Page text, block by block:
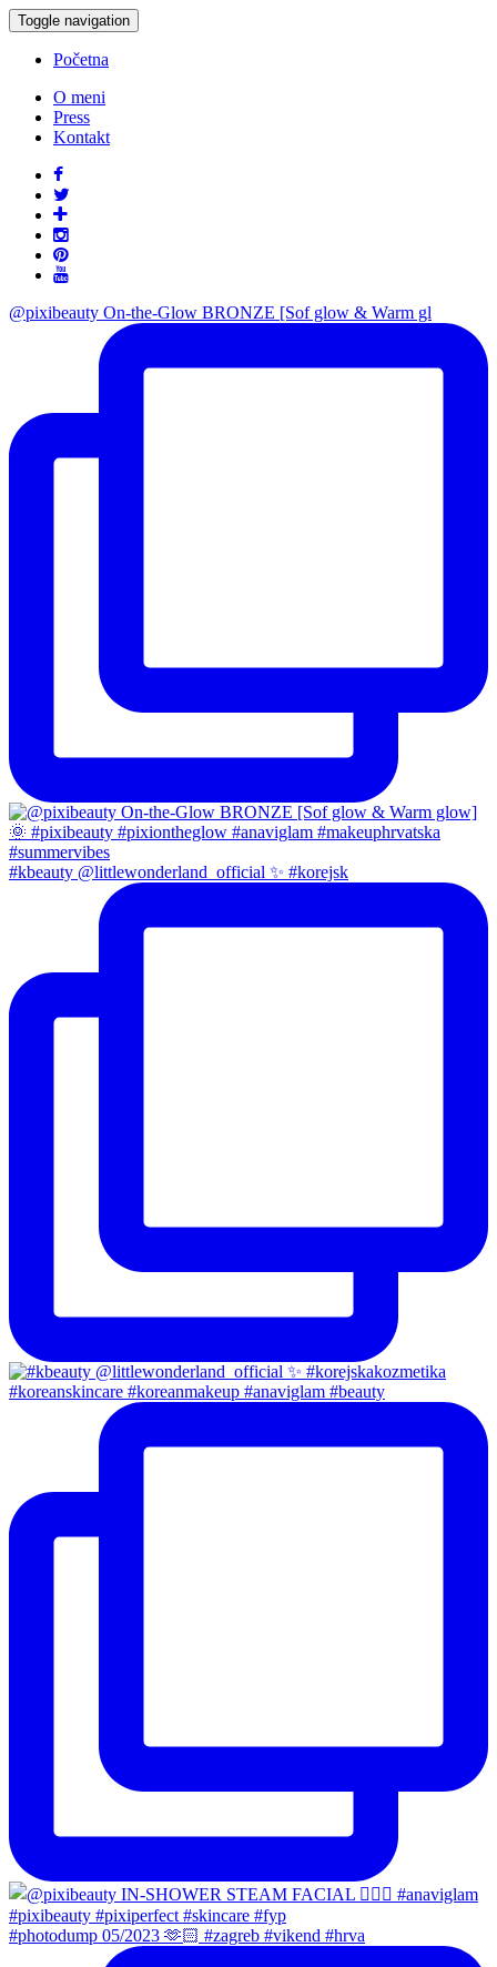
Toggle navigation
Početna
O meni
Press
Kontakt
@pixibeauty On-the-Glow BRONZE [Sof glow & Warm gl
#kbeauty @littlewonderland_official ✨ #korejsk
#photodump 05/2023 🫶🏻 #zagreb #vikend #hrva